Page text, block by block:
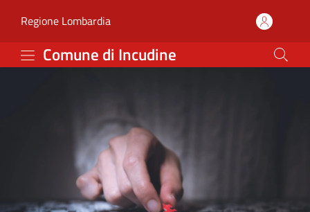
Imprese | Comune di
Regione Lombardia(apre in un'altra scheda).
Comune di Incudine